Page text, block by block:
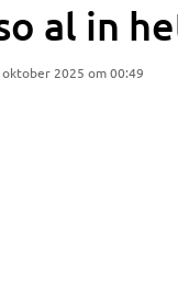
al in
2025 om 00:49